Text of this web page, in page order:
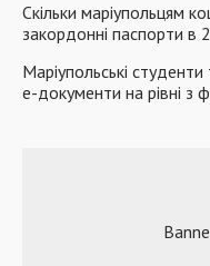
Скільки маріупольцям
закордонні паспорти в
Маріупольські
е-документи на рівні з